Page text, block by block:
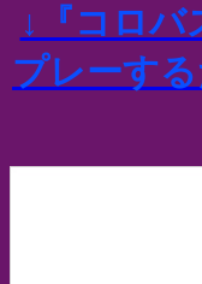
↓『コロバ
プレーす